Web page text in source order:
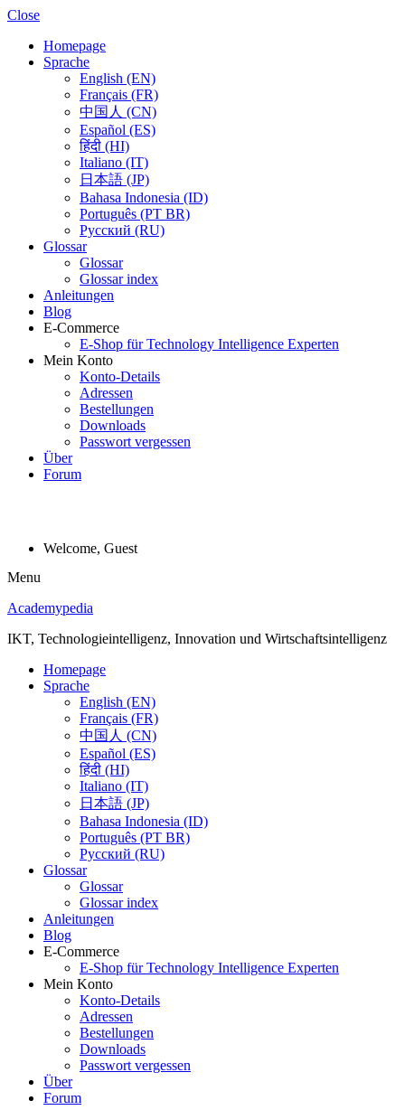
Close
Homepage
Sprache
English (EN)
Français (FR)
中国人 (CN)
Español (ES)
हिंदी (HI)
Italiano (IT)
日本語 (JP)
Bahasa Indonesia (ID)
Português (PT BR)
Pусский (RU)
Glossar
Glossar
Glossar index
Anleitungen
Blog
E-Commerce
E-Shop für Technology Intelligence Experten
Mein Konto
Konto-Details
Adressen
Bestellungen
Downloads
Passwort vergessen
Über
Forum
Welcome, Guest
Menu
Academypedia
IKT, Technologieintelligenz, Innovation und Wirtschaftsintelligenz
Homepage
Sprache
English (EN)
Français (FR)
中国人 (CN)
Español (ES)
हिंदी (HI)
Italiano (IT)
日本語 (JP)
Bahasa Indonesia (ID)
Português (PT BR)
Pусский (RU)
Glossar
Glossar
Glossar index
Anleitungen
Blog
E-Commerce
E-Shop für Technology Intelligence Experten
Mein Konto
Konto-Details
Adressen
Bestellungen
Downloads
Passwort vergessen
Über
Forum